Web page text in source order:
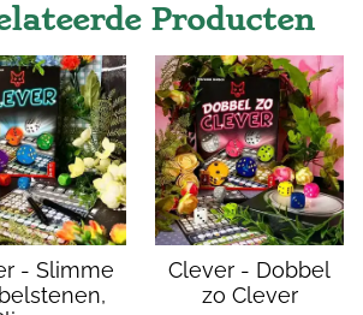
Producten
- Slimme
Clever - Dobbel
zo Clever